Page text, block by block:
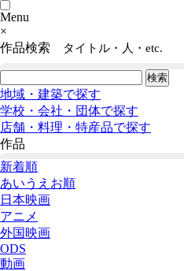
Menu
×
作品検索
タイトル・人・etc.
地域・建築で探す
学校・会社・団体で探す
店舗・料理・特産品で探す
作品
新着順
あいうえお順
日本映画
アニメ
外国映画
ODS
動画